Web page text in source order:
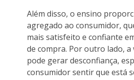
Além disso, o ensino
agregado ao consumidor,
mais satisfeito e confiante
de compra. Por outro lado, a
pode gerar desconfiança,
consumidor sentir que está